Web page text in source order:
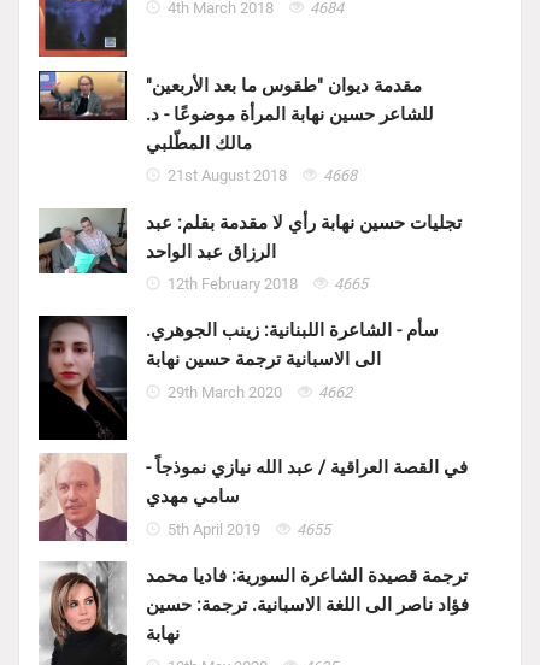
4th March 2018 4684
مقدمة ديوان "طقوس ما بعد الأربعين"
للشاعر حسين نهابة المرأة موضوعًا - د.
مالك المطّلبي
21st August 2018 4668
تجليات حسين نهابة رأي لا مقدمة بقلم: عبد
الرزاق عبد الواحد
12th February 2018 4665
سأم - الشاعرة اللبنانية: زينب الجوهري.
الى الاسبانية ترجمة حسين نهابة
29th March 2020 4662
في القصة العراقية / عبد الله نيازي نموذجاً -
سامي مهدي
5th April 2019 4655
ترجمة قصيدة الشاعرة السورية: فاديا محمد
فؤاد ناصر الى اللغة الاسبانية. ترجمة: حسين
نهابة